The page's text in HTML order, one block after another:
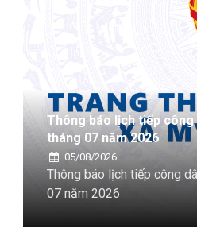
Thông báo lịch tiếp công
tháng 06 năm 2026
05/08/2026
Thông báo lịch tiếp công
06 năm 2026